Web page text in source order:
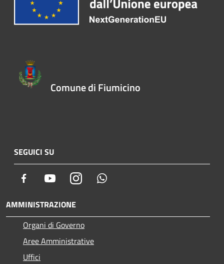
Comune di Fiumicino
SEGUICI SU
Facebook YoutubeInstagram
AMMINISTRAZIONE
Organi di Governo
Aree Amministrative
Uffici